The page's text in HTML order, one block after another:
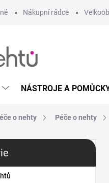
Nákupní rádce
NÁSTROJE A
o nehty Péče o nehty